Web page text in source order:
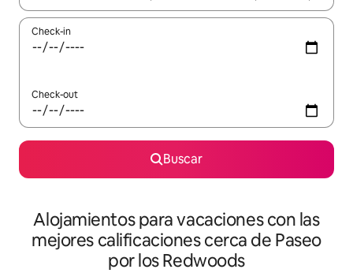
Check-in
Check-out
Buscar
Alojamientos para vacaciones con las
mejores calificaciones cerca de Paseo
por los Redwoods